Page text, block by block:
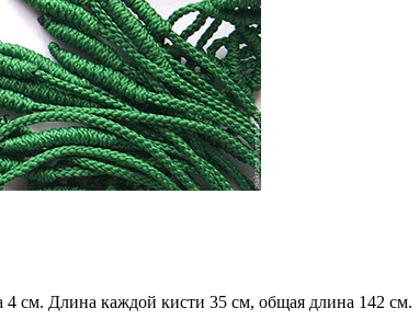
4 см. Длина каждой кисти 35 см, общая длина 142 см.